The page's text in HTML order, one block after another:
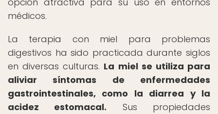
médicos.
La terapia con miel para problemas
digestivos ha sido practicada durante siglos
en diversas culturas. La miel se utiliza para
aliviar síntomas de enfermedades
gastrointestinales, como la diarrea y la
acidez estomacal. Sus propiedades